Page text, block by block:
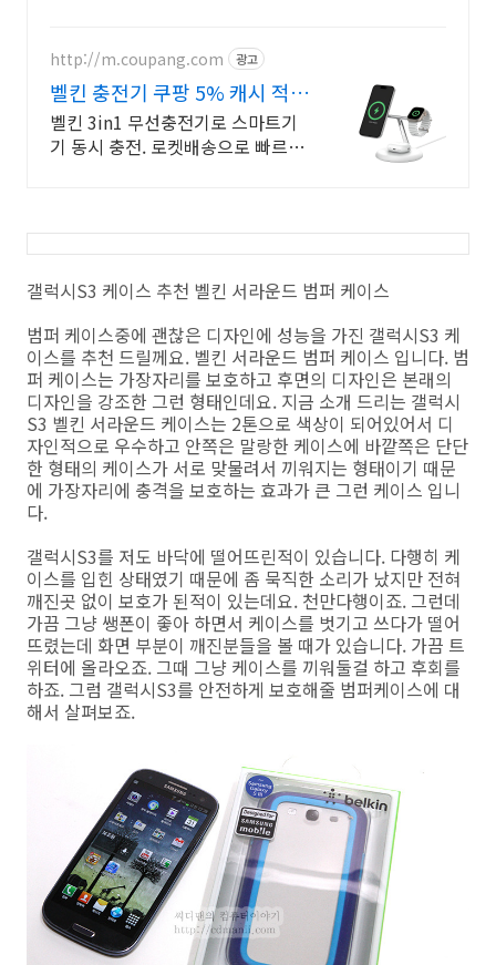
http://m.coupang.com 광고
벨킨 충전기 쿠팡 5% 캐시 적립
혜택
벨킨 3in1 무선충전기로 스마트기
기 동시 충전. 로켓배송으로 빠르게!
갤럭시S3 케이스 추천 벨킨 서라운드 범퍼 케이스
범퍼 케이스중에 괜찮은 디자인에 성능을 가진 갤럭시S3 케
이스를 추천 드릴께요. 벨킨 서라운드 범퍼 케이스 입니다. 범
퍼 케이스는 가장자리를 보호하고 후면의 디자인은 본래의
디자인을 강조한 그런 형태인데요. 지금 소개 드리는 갤럭시
S3 벨킨 서라운드 케이스는 2톤으로 색상이 되어있어서 디
자인적으로 우수하고 안쪽은 말랑한 케이스에 바깥쪽은 단단
한 형태의 케이스가 서로 맞물려서 끼워지는 형태이기 때문
에 가장자리에 충격을 보호하는 효과가 큰 그런 케이스 입니
다.
갤럭시S3를 저도 바닥에 떨어뜨린적이 있습니다. 다행히 케
이스를 입힌 상태였기 때문에 좀 묵직한 소리가 났지만 전혀
깨진곳 없이 보호가 된적이 있는데요. 천만다행이죠. 그런데
가끔 그냥 쌩폰이 좋아 하면서 케이스를 벗기고 쓰다가 떨어
뜨렸는데 화면 부분이 깨진분들을 볼 때가 있습니다. 가끔 트
위터에 올라오죠. 그때 그냥 케이스를 끼워둘걸 하고 후회를
하죠. 그럼 갤럭시S3를 안전하게 보호해줄 범퍼케이스에 대
해서 살펴보죠.